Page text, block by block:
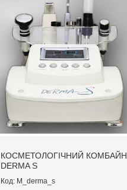
КОСМЕТОЛОГІЧНИЙ КОМБАЙН
DERMA S
M_derma_s